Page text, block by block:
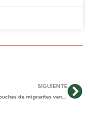
SIGUIENTE
Más cambuches de migrantes venezolanos debe desmontar la alcaldía de Yopal